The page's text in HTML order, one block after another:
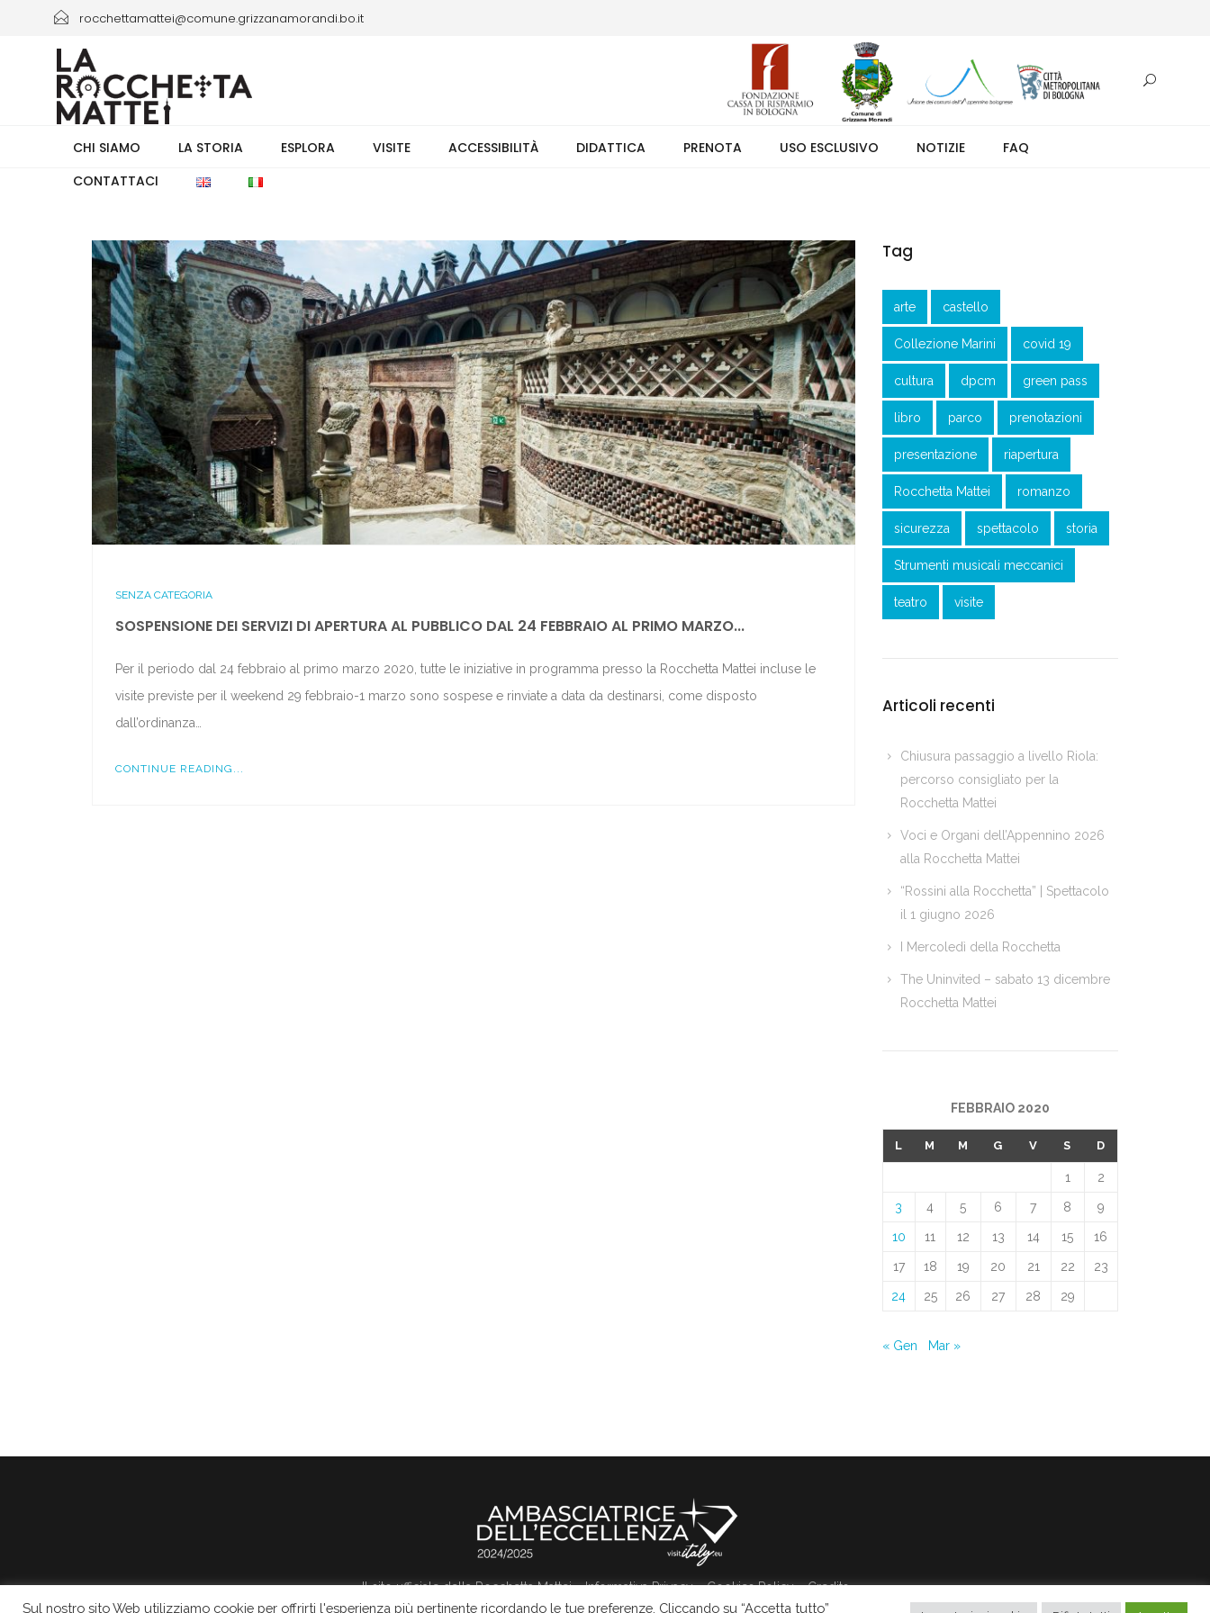
rocchettamattei@comune.grizzanamorandi.bo.it
+39 3661433941/+39 051 6730335 orario 8.00-13.30 (weekend +39 351 7373891 orario 9.00-17.30). Ingresso solo su prenotazione.
CHI SIAMO LA STORIA ESPLORA VISITE ACCESSIBILITÀ DIDATTICA PRENOTA USO ESCLUSIVO NOTIZIE
FAQ
CONTATTACI
SENZA CATEGORIA
SOSPENSIONE DEI SERVIZI DI APERTURA AL PUBBLICO DAL 24 FEBBRAIO AL PRIMO MARZO...
Per il periodo dal 24 febbraio al primo marzo 2020, tutte le iniziative in programma presso la Rocchetta Mattei incluse le
visite previste per il weekend 29 febbraio-1 marzo sono sospese e rinviate a data da destinarsi, come disposto
dall’ordinanza…
CONTINUE READING...
Tag
arte castello
Collezione Marini covid 19
cultura dpcm green pass
libro parco prenotazioni
presentazione riapertura
Rocchetta Mattei romanzo
sicurezza spettacolo storia
Strumenti musicali meccanici
teatro visite
Articoli recenti
Chiusura passaggio a livello Riola:
percorso consigliato per la
Rocchetta Mattei
Voci e Organi dell’Appennino 2026
alla Rocchetta Mattei
“Rossini alla Rocchetta” | Spettacolo
il 1 giugno 2026
I Mercoledì della Rocchetta
The Uninvited – sabato 13 dicembre
Rocchetta Mattei
FEBBRAIO 2020
L M M G V S D
1 2
3 4 5 6 7 8 9
10 11 12 13 14 15 16
17 18 19 20 21 22 23
24 25 26 27 28 29
« Gen Mar »
Il sito ufficiale della Rocchetta Mattei Informativa Privacy Cookies Policy Credits
Sul nostro sito Web utilizziamo cookie per offrirti l'esperienza più pertinente ricordando le tue preferenze. Cliccando su “Accetta tutto”